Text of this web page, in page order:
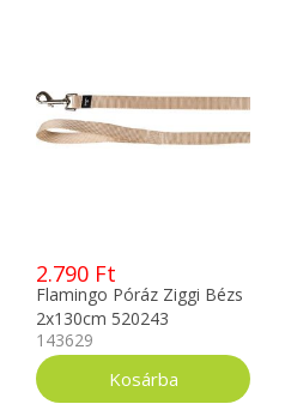
2.790 Ft
Flamingo Póráz Ziggi Bézs
2x130cm 520243
143629